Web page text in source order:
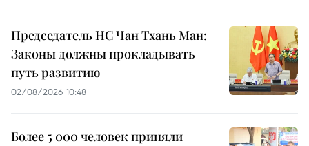
Председатель НС Чан Тхань Ман:
Законы должны прокладывать
путь развитию
02/08/2026 10:48
Более 5 000 человек приняли